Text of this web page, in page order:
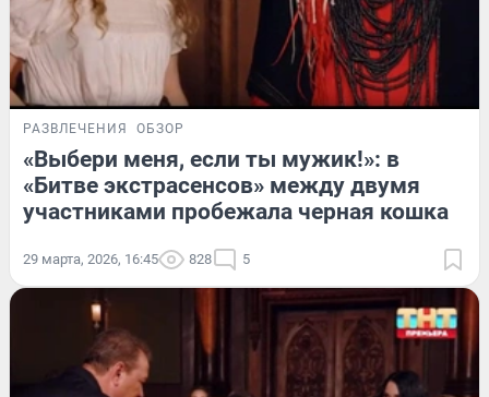
РАЗВЛЕЧЕНИЯ ОБЗОР
«Выбери меня, если ты мужик!»: в
«Битве экстрасенсов» между двумя
участниками пробежала черная кошка
29 марта, 2026, 16:45 828 5